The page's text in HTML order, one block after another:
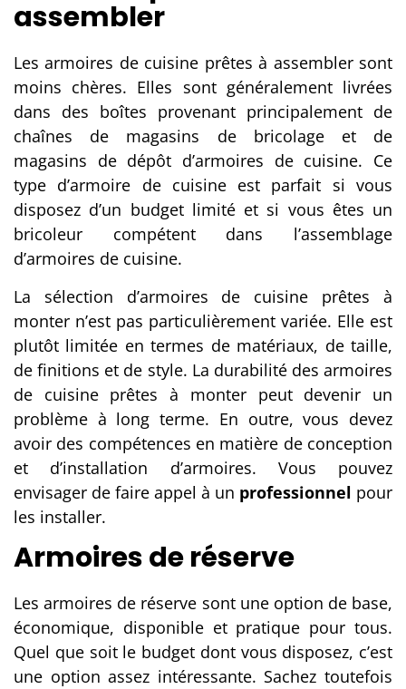
assembler
Les armoires de cuisine prêtes à assembler sont
moins chères. Elles sont généralement livrées
dans des boîtes provenant principalement de
chaînes de magasins de bricolage et de
magasins de dépôt d’armoires de cuisine. Ce
type d’armoire de cuisine est parfait si vous
disposez d’un budget limité et si vous êtes un
bricoleur compétent dans l’assemblage
d’armoires de cuisine.
La sélection d’armoires de cuisine prêtes à
monter n’est pas particulièrement variée. Elle est
plutôt limitée en termes de matériaux, de taille,
de finitions et de style. La durabilité des armoires
de cuisine prêtes à monter peut devenir un
problème à long terme. En outre, vous devez
avoir des compétences en matière de conception
et d’installation d’armoires. Vous pouvez
envisager de faire appel à un professionnel pour
les installer.
Armoires de réserve
Les armoires de réserve sont une option de base,
économique, disponible et pratique pour tous.
Quel que soit le budget dont vous disposez, c’est
une option assez intéressante. Sachez toutefois